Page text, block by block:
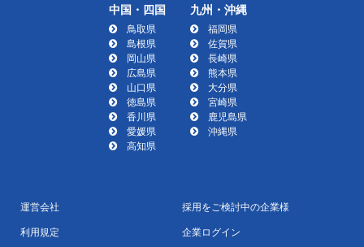
中国・四国
鳥取県
島根県
岡山県
広島県
山口県
徳島県
香川県
愛媛県
高知県
九州・沖縄
福岡県
佐賀県
長崎県
熊本県
大分県
宮崎県
鹿児島県
沖縄県
運営会社
利用規定
採用をご検討中の企業様
企業ログイン